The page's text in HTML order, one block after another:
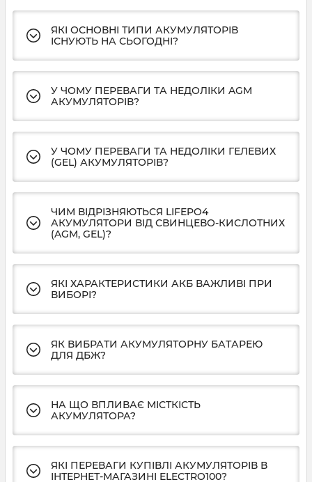
ЯКІ ОСНОВНІ ТИПИ АКУМУЛЯТОРІВ
ІСНУЮТЬ НА СЬОГОДНІ?
У ЧОМУ ПЕРЕВАГИ ТА НЕДОЛІКИ AGM
АКУМУЛЯТОРІВ?
У ЧОМУ ПЕРЕВАГИ ТА НЕДОЛІКИ ГЕЛЕВИХ
(GEL) АКУМУЛЯТОРІВ?
ЧИМ ВІДРІЗНЯЮТЬСЯ LIFEPO4
АКУМУЛЯТОРИ ВІД СВИНЦЕВО-КИСЛОТНИХ
(AGM, GEL)?
ЯКІ ХАРАКТЕРИСТИКИ АКБ ВАЖЛИВІ ПРИ
ВИБОРІ?
ЯК ВИБРАТИ АКУМУЛЯТОРНУ БАТАРЕЮ
ДЛЯ ДБЖ?
НА ЩО ВПЛИВАЄ МІСТКІСТЬ
АКУМУЛЯТОРА?
ЯКІ ПЕРЕВАГИ КУПІВЛІ АКУМУЛЯТОРІВ В
ІНТЕРНЕТ-МАГАЗИНІ ELECTRO100?